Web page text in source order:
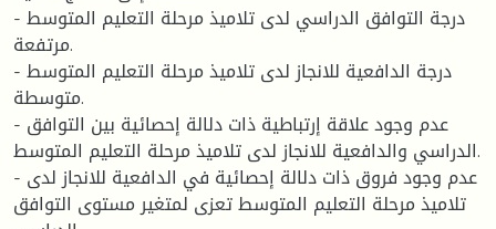
- درجة التوافق الدراسي لدى تلاميذ مرحلة التعليم المتوسط
مرتفعة.
- درجة الدافعية للانجاز لدى تلاميذ مرحلة التعليم المتوسط
متوسطة.
- عدم وجود علاقة إرتباطية ذات دلالة إحصائية بين التوافق
الدراسي والدافعية للانجاز لدى تلاميذ مرحلة التعليم المتوسط.
- عدم وجود فروق ذات دلالة إحصائية في الدافعية للانجاز لدى
تلاميذ مرحلة التعليم المتوسط تعزى لمتغير مستوى التوافق